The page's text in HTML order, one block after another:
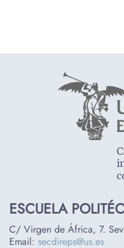
ESCUELA
C/ Virgen de África, 7.
Email: secdireps@us.es